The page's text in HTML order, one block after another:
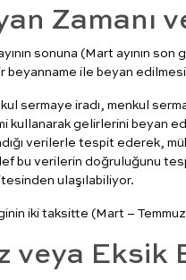
Zamanı
sonuna (Mart ayının
beyanname ile beyan
sermaye iradı, menkul
kullanarak gelirlerini beyan
verilerle tespit ederek,
bu verilerin doğruluğunu
ulaşılabiliyor.
iki taksitte (Mart –
veya Eksik